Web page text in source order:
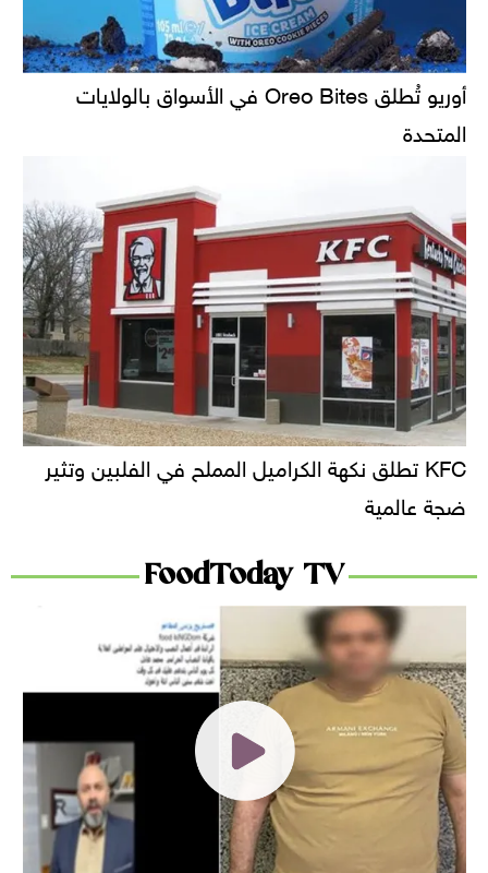
أوريو تُطلق Oreo Bites في الأسواق بالولايات
المتحدة
KFC تطلق نكهة الكراميل المملح في الفلبين وتثير
ضجة عالمية
FoodToday TV